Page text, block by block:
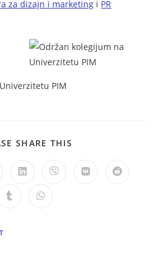
za dizajn i marketing i PR
SHARE THIS